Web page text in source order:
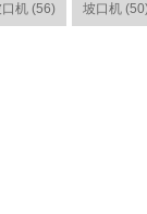
机 (56) 坡口机